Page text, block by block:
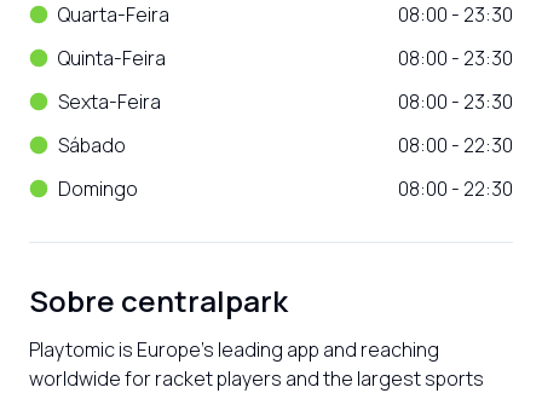
Quarta-Feira
08:00 - 23:30
Quinta-Feira
08:00 - 23:30
Sexta-Feira
08:00 - 23:30
Sábado
08:00 - 22:30
Domingo
08:00 - 22:30
Sobre centralpark
Playtomic is Europe’s leading app and reaching
worldwide for racket players and the largest sports